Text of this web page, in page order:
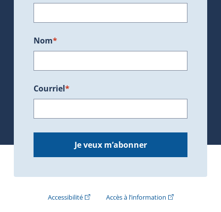
Nom*
Courriel*
Je veux m’abonner
Accessibilité(Cet hyperlien externe s'ouvrira dans une
Accès à l’information(Cet hyperlien